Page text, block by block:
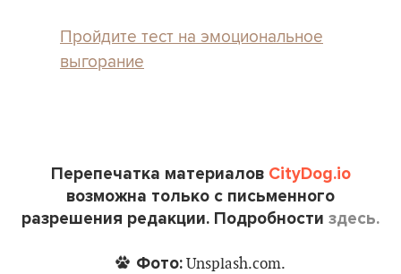
Пройдите тест на эмоциональное
выгорание
Перепечатка материалов CityDog.io
возможна только с письменного
разрешения редакции. Подробности здесь.
Фото: Unsplash.com.